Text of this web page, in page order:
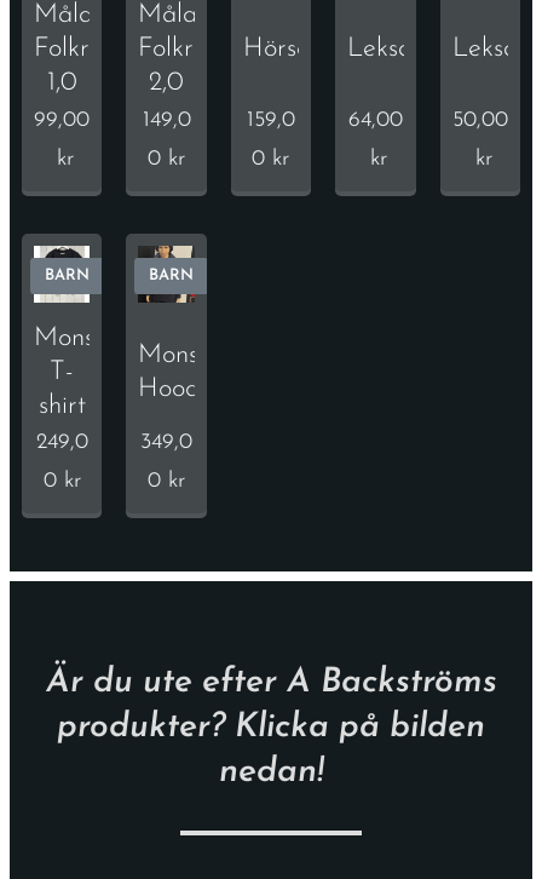
Målarbok
Folkrace
1,0
99,00
kr
Målarbok
Folkrace
2,0
149,0
0 kr
Hörselskydd
159,0
0 kr
Leksaksbil
64,00
kr
50,00
kr
Monstertruck
T-
shirt
BARN
249,0
0kr
Monstertruck
Hoodie
BARN
349,0
0 kr
Är du ute efter A Backströms
produkter? Klicka på bilden
nedan!